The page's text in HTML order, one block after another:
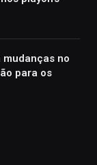
mudanças no
para os